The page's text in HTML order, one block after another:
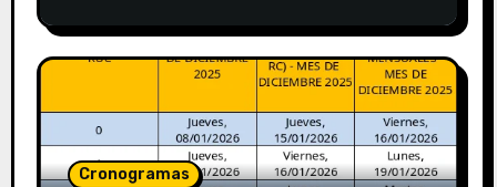
Cronogramas